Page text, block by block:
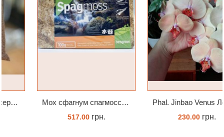
Мох сфагнум спагмосс spagmoss besgrow прессований новозеландський. Заводське пакування 100 грамм
грн.
Phal. Jinbao Venus Леді Мармелад 1.7 (торфстакан)
грн.